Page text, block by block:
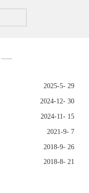
2025-5- 29
2024-12- 30
2024-11- 15
2021-9- 7
2018-9- 26
2018-8- 21